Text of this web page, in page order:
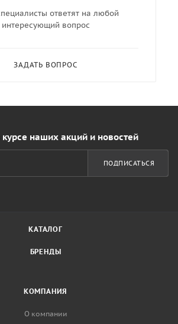
ответят на любой
интересующий вопрос
ЗАДАТЬ ВОПРОС
курсе наших акций и новостей
ПОДПИСАТЬСЯ
КАТАЛОГ
БРЕНДЫ
КОМПАНИЯ
О компании